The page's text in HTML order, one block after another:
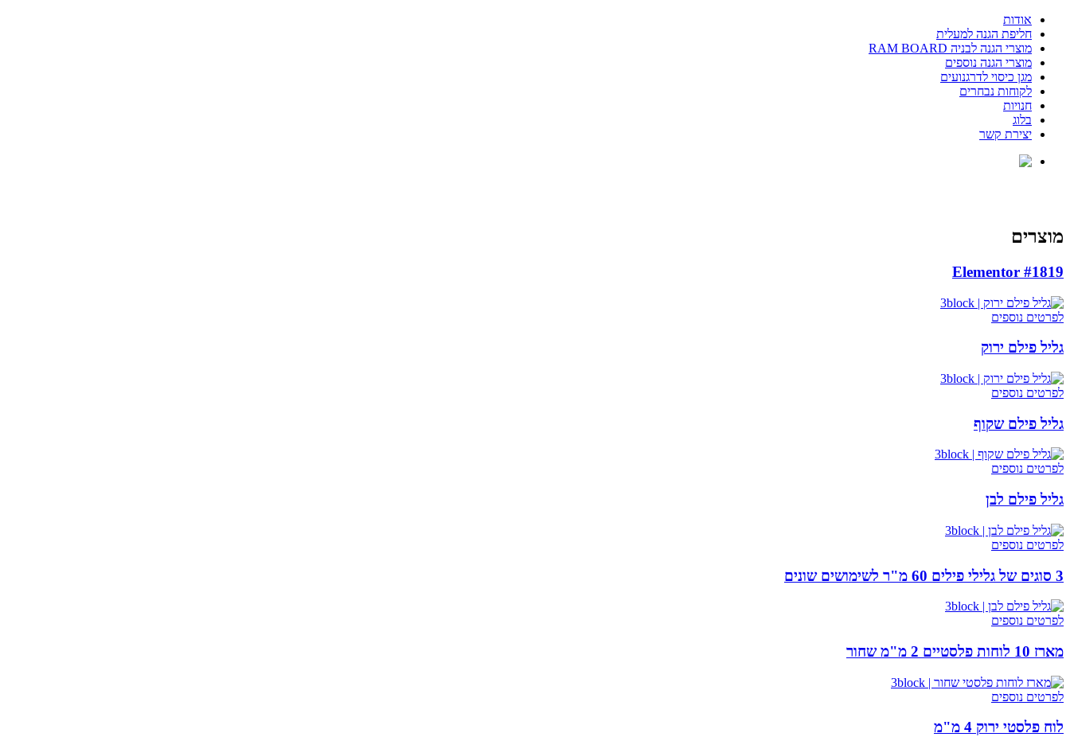
אודות
חליפת הגנה למעלית
מוצרי הגנה לבניה RAM BOARD
מוצרי הגנה נוספים
מגן כיסוי לדרגנועים
לקוחות נבחרים
חנויות
בלוג
יצירת קשר
מוצרים
Elementor #1819
לפרטים נוספים
גליל פילם ירוק
לפרטים נוספים
גליל פילם שקוף
לפרטים נוספים
גליל פילם לבן
לפרטים נוספים
3 סוגים של גלילי פילים 60 מ"ר לשימושים שונים
לפרטים נוספים
מארז 10 לוחות פלסטיים 2 מ"מ שחור
לפרטים נוספים
לוח פלסטי ירוק 4 מ"מ